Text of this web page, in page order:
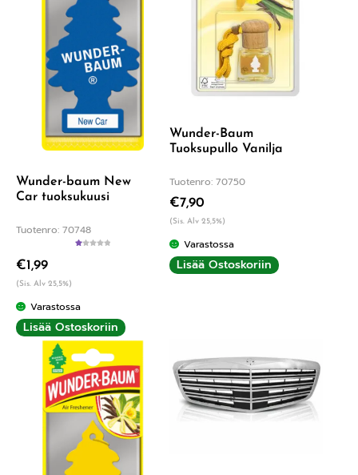
Wunder-baum New
Car tuoksukuusi
Tuotenro: 70748
ott
ee
st
€1,99
(Sis. Alv 25,5%)
Varastossa
Lisää Ostoskoriin
Wunder-Baum
Tuoksupullo Vanilja
Tuotenro: 70750
€7,90
(Sis. Alv 25,5%)
Varastossa
Lisää Ostoskoriin